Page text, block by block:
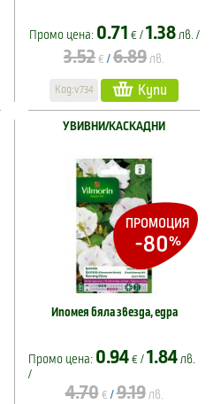
Промо цена: 0.71 € / 1.38 лв. /
3.52 € / 6.89 лв.
Код:v734 Купи
ПРОМОЦИЯ
-80%
УВИВНИ/КАСКАДНИ
Ипомея бяла звезда, едра
Промо цена: 0.94 € / 1.84 лв.
/
4.70 € /9.19 лв.